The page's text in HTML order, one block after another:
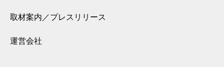
取材案内／プレスリリース
運営会社